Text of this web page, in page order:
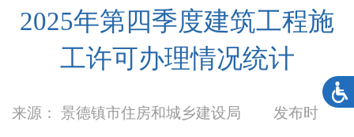
2025年第四季度建筑工程施
工许可办理情况统计
来源： 景德镇市住房和城乡建设局 发布时